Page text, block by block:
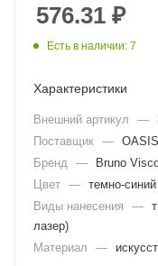
576.31 ₽
Есть в наличии: 7
Характеристики
Внешний артикул —
Поставщик —
Бренд
—
Bruno
Цвет — темно-синий
Виды нанесения
—
лазер)
Материал
—